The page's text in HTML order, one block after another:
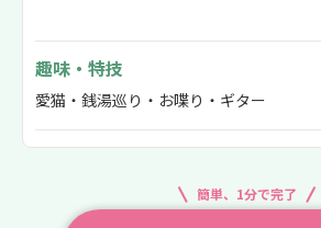
趣味・特技
愛猫・銭湯巡り・お喋り・ギター
簡単、1分で完了